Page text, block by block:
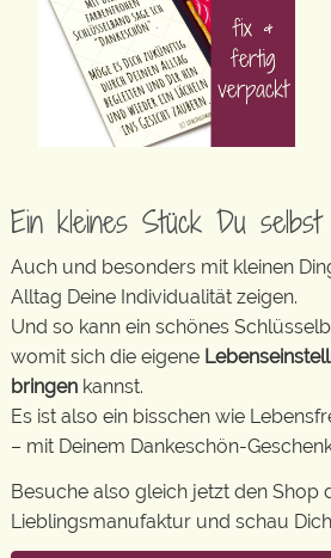
Ein kleines Stück Du selbst
Auch und besonders mit kleinen
Alltag Deine Individualität zeigen.
Und so kann ein schönes
womit sich die eigene
bringen kannst.
Es ist also ein bisschen wie
– mit Deinem Dankeschön-
Besuche also gleich jetzt den Shop
Lieblingsmanufaktur und schau